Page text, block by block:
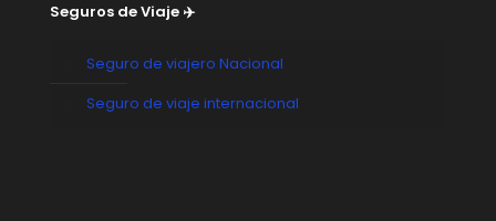
Seguros de Viaje ✈️
Seguro de viajero Nacional
Seguro de viaje internacional